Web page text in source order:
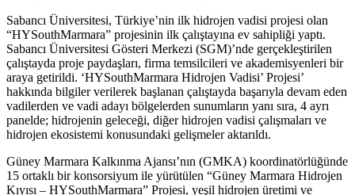
Sabancı Üniversitesi, Türkiye’nin ilk hidrojen vadisi projesi olan
“HYSouthMarmara” projesinin ilk çalıştayına ev sahipliği yaptı.
Sabancı Üniversitesi Gösteri Merkezi (SGM)’nde gerçekleştirilen
çalıştayda proje paydaşları, firma temsilcileri ve akademisyenleri bir
araya getirildi. ‘HYSouthMarmara Hidrojen Vadisi’ Projesi’
hakkında bilgiler verilerek başlanan çalıştayda başarıyla devam eden
vadilerden ve vadi adayı bölgelerden sunumların yanı sıra, 4 ayrı
panelde; hidrojenin geleceği, diğer hidrojen vadisi çalışmaları ve
hidrojen ekosistemi konusundaki gelişmeler aktarıldı.
Güney Marmara Kalkınma Ajansı’nın (GMKA) koordinatörlüğünde
15 ortaklı bir konsorsiyum ile yürütülen “Güney Marmara Hidrojen
Kıyısı – HYSouthMarmara” Projesi, yeşil hidrojen üretimi ve